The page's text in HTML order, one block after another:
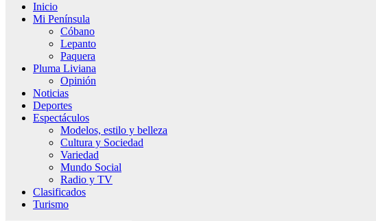
Inicio
Mi Península
Cóbano
Lepanto
Paquera
Pluma Liviana
Opinión
Noticias
Deportes
Espectáculos
Modelos, estilo y belleza
Cultura y Sociedad
Variedad
Mundo Social
Radio y TV
Clasificados
Turismo